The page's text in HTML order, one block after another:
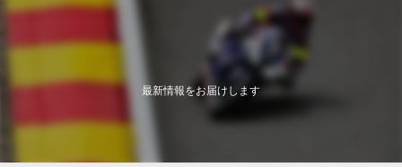
最新情報をお届けします